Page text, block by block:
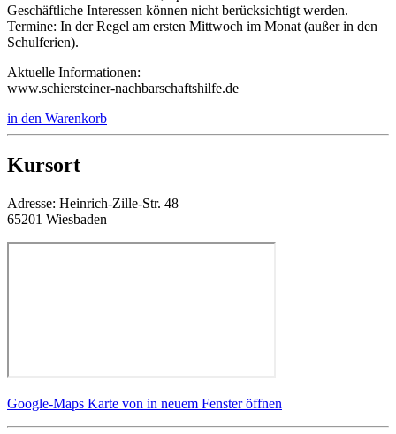
Geschäftliche Interessen können nicht berücksichtigt werden.
Termine: In der Regel am ersten Mittwoch im Monat (außer in den
Schulferien).
Aktuelle Informationen:
www.schiersteiner-nachbarschaftshilfe.de
in den Warenkorb
Kursort
Adresse: Heinrich-Zille-Str. 48
65201 Wiesbaden
Google-Maps Karte von in neuem Fenster öffnen